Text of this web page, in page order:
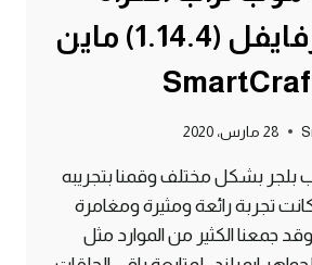
بلجر – سرفايفل (1.14.4) ماين
28 مارس، 2020
بلجر بشكل مختلف وقمنا بتجريبه
تجربة رائعة ومثيرة ومغامرة
جمعنا الكثير من الموارد مثل